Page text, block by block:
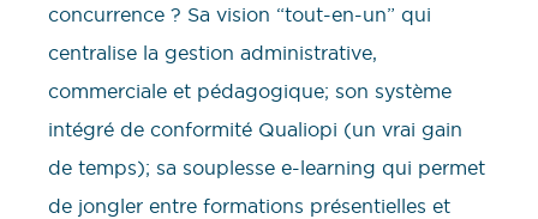
concurrence ? Sa vision “tout-en-un” qui
centralise la gestion administrative,
commerciale et pédagogique; son système
intégré de conformité Qualiopi (un vrai gain
de temps); sa souplesse e-learning qui permet
de jongler entre formations présentielles et